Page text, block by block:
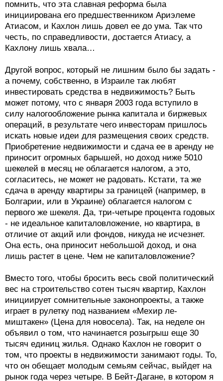
помнить, что эта славная реформа была
инициирована его предшественником Ариэлеме
Атиасом, и Кахлон лишь довел ее до ума. Так что
честь, по справедливости, достается Атиасу, а
Кахлону лишь хвала…
Другой вопрос, который не лишним было бы задать -
а почему, собственно, в Израиле так любят
инвестировать средства в недвижимость? Быть
может потому, что с января 2003 года вступило в
силу налогообложение рынка капитала и биржевых
операций, в результате чего инвесторам пришлось
искать новые идеи для размещения своих средств.
Приобретение недвижимости и сдача ее в аренду не
приносит огромных барышей, но доход ниже 5010
шекелей в месяц не облагается налогом, а это,
согласитесь, не может не радовать. Кстати, та же
сдача в аренду квартиры за границей (например, в
Болгарии, или в Украине) облагается налогом с
первого же шекеля. Да, три-четыре процента годовых
- не идеальное капиталовложение, но квартира, в
отличие от акций или фондов, никуда не исчезнет.
Она есть, она приносит небольшой доход, и она
лишь растет в цене. Чем не капиталовложение?
Вместо того, чтобы бросить весь свой политический
вес на строительство сотен тысяч квартир, Кахлон
инициирует сомнительные законопроекты, а также
играет в рулетку под названием «Мехир ле-
миштакен» (Цена для новосела). Так, на неделе он
объявил о том, что начинается розыгрыш еще 30
тысяч единиц жилья. Однако Кахлон не говорит о
том, что проекты в недвижимости занимают годы. То,
что он обещает молодым семьям сейчас, выйдет на
рынок года через четыре. В Бейт-Дагане, в котором я